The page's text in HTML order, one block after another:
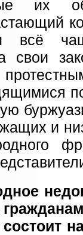
их
всё
свои
и